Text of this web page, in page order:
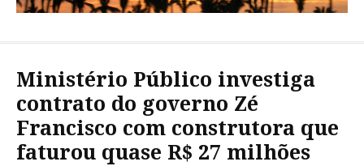
Ministério Público investiga
contrato do governo Zé
Francisco com construtora que
faturou quase R$ 27 milhões